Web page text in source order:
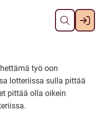
Pane kiini
työ oon
lotteriissa sulla pittää
pittää olla oikein